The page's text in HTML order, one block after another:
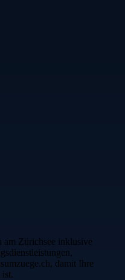
Zürichsee inklusive
damit Ihre